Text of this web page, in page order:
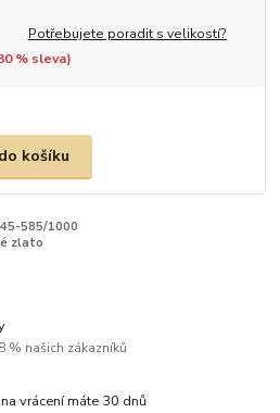
Potřebujete poradit s velikostí?
% sleva)
košíku
585/1000
zlato
% našich zákazníků
vrácení máte 30 dnů